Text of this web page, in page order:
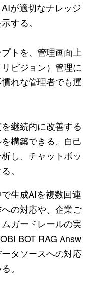
が適切なナレッジ
する。
トを、管理画面上
ビジョン）管理に
れな管理者でも運
継続的に改善する
構築できる。自己
し、チャットボッ
。
生成AIを複数回連
の対応や、企業ご
ガードレールの実
BOT RAG Answ
タソースへの対応
。